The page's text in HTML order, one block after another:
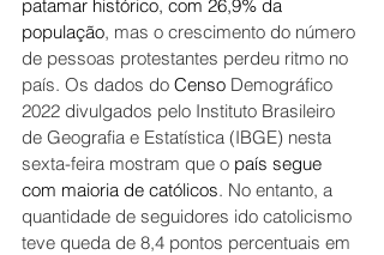
patamar histórico, com 26,9% da
população, mas o crescimento do número
de pessoas protestantes perdeu ritmo no
país. Os dados do Censo Demográfico
2022 divulgados pelo Instituto Brasileiro
de Geografia e Estatística (IBGE) nesta
sexta-feira mostram que o país segue
com maioria de católicos. No entanto, a
quantidade de seguidores ido catolicismo
teve queda de 8,4 pontos percentuais em